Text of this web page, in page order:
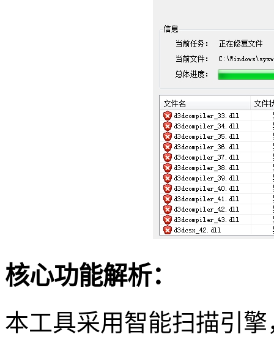
核心功能解析：
本工具采用智能扫描引